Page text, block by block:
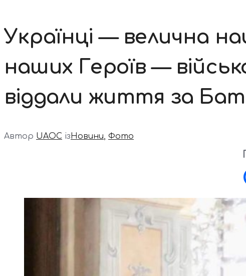
Українці — велична
наших Героїв —
віддали життя за
Автор UAOC ізНовини, Фото